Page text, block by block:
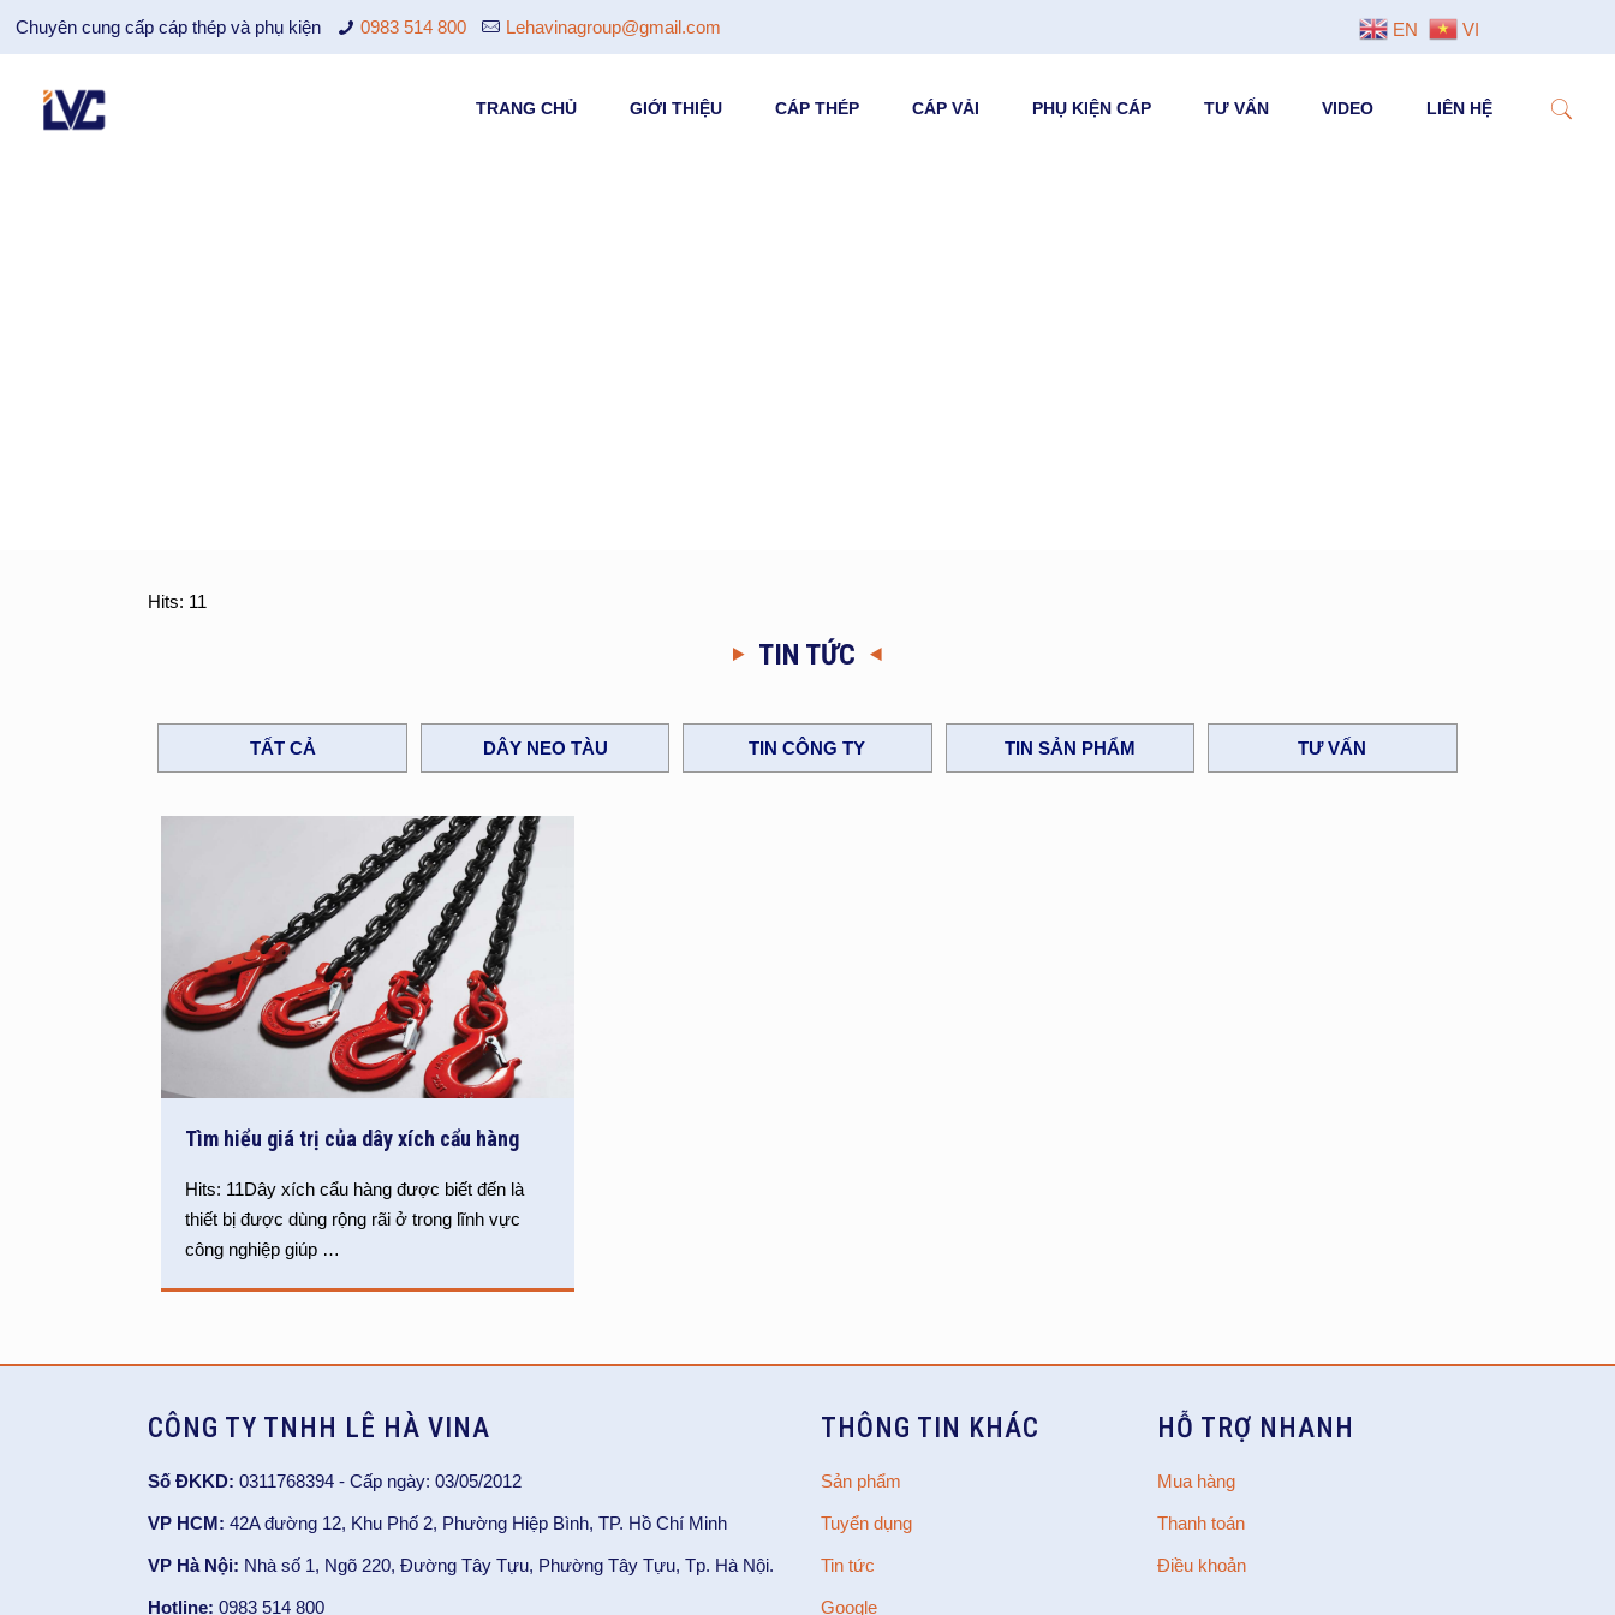
Chuyên cung cấp cáp thép và phụ kiện 0983 514 800 Lehavinagroup@gmail.com
TRANG CHỦ GIỚI THIỆU CÁP THÉP CÁP VẢI PHỤ KIỆN CÁP TƯ VẤN VIDEO LIÊN HỆ
Hits: 11
TIN TỨC
TẤT CẢ DÂY NEO TÀU TIN CÔNG TY TIN SẢN PHẨM TƯ VẤN
Tìm hiểu giá trị của dây xích cẩu hàng
Hits: 11Dây xích cẩu hàng được biết đến là
thiết bị được dùng rộng rãi ở trong lĩnh vực
công nghiệp giúp …
CÔNG TY TNHH LÊ HÀ VINA
Số ĐKKD: 0311768394 - Cấp ngày: 03/05/2012
VP HCM: 42A đường 12, Khu Phố 2, Phường Hiệp Bình, TP. Hồ Chí Minh
VP Hà Nội: Nhà số 1, Ngõ 220, Đường Tây Tựu, Phường Tây Tựu, Tp. Hà Nội.
Hotline: 0983 514 800
THÔNG TIN KHÁC
Sản phẩm
Tuyển dụng
Tin tức
Google
HỖ TRỢ NHANH
Mua hàng
Thanh toán
Điều khoản
EN VI